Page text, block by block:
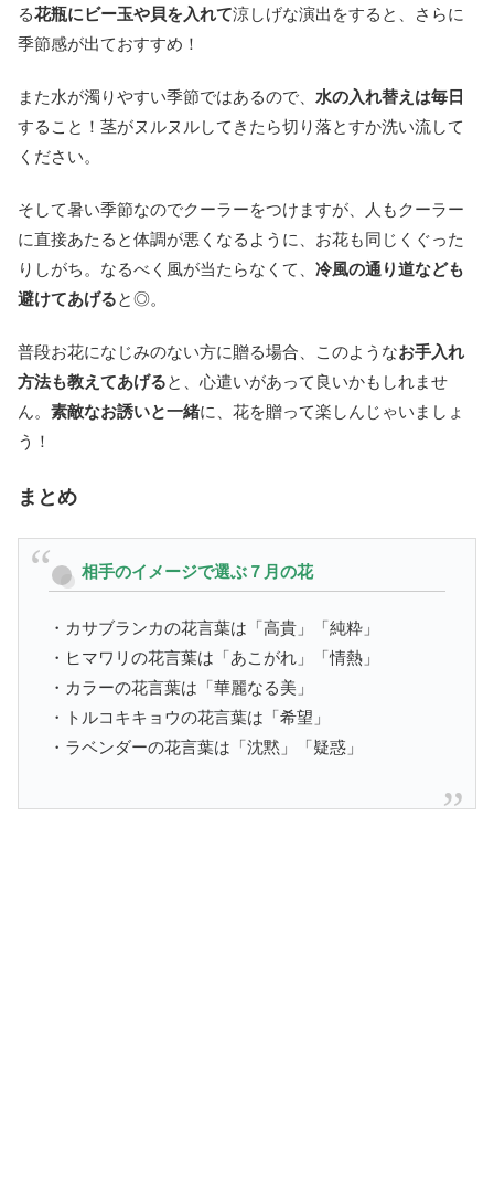
る花瓶にビー玉や貝を入れて涼しげな演出をすると、さらに
季節感が出ておすすめ！
また水が濁りやすい季節ではあるので、 水の入れ替えは毎日
すること！茎がヌルヌルしてきたら切り落とすか洗い流して
ください。
そして暑い季節なのでクーラーをつけますが、人もクーラー
に直接あたると体調が悪くなるように、お花も同じくぐった
りしがち。なるべく風が当たらなくて、 冷風の通り道なども
避けてあげると◎。
普段お花になじみのない方に贈る場合、このようなお手入れ
方法も教えてあげると、心遣いがあって良いかもしれませ
ん。 素敵なお誘いと一緒に、花を贈って楽しんじゃいましょ
う！
まとめ
相手のイメージで選ぶ７月の花
・カサブランカの花言葉は「高貴」「純粋」
・ヒマワリの花言葉は「あこがれ」「情熱」
・カラーの花言葉は「華麗なる美」
・トルコキキョウの花言葉は「希望」
・ラベンダーの花言葉は「沈黙」「疑惑」